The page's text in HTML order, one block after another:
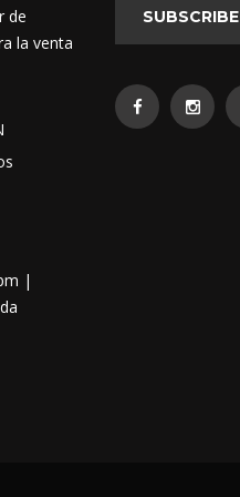
de
la venta
|
SUBSCRIBE